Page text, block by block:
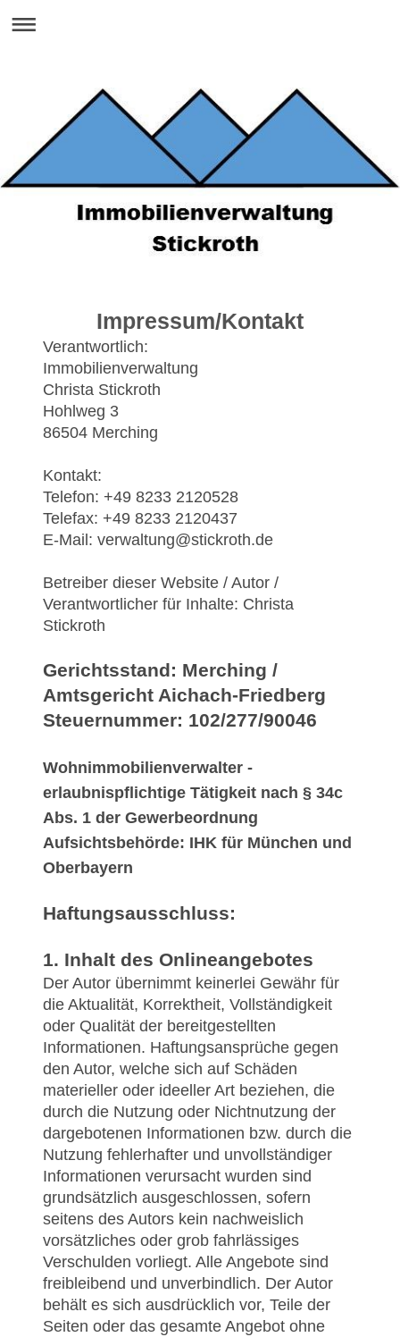
Impressum/Kontakt
Verantwortlich:
Immobilienverwaltung
Christa Stickroth
Hohlweg 3
86504 Merching
Kontakt:
Telefon: +49 8233 2120528
Telefax: +49 8233 2120437
E-Mail: verwaltung@stickroth.de
Betreiber dieser Website / Autor /
Verantwortlicher für Inhalte: Christa
Stickroth
Gerichtsstand: Merching /
Amtsgericht Aichach-Friedberg
Steuernummer: 102/277/90046
Wohnimmobilienverwalter -
erlaubnispflichtige Tätigkeit nach § 34c
Abs. 1 der Gewerbeordnung
Aufsichtsbehörde: IHK für München und
Oberbayern
Haftungsausschluss:
1. Inhalt des Onlineangebotes
Der Autor übernimmt keinerlei Gewähr für
die Aktualität, Korrektheit, Vollständigkeit
oder Qualität der bereitgestellten
Informationen. Haftungsansprüche gegen
den Autor, welche sich auf Schäden
materieller oder ideeller Art beziehen, die
durch die Nutzung oder Nichtnutzung der
dargebotenen Informationen bzw. durch die
Nutzung fehlerhafter und unvollständiger
Informationen verursacht wurden sind
grundsätzlich ausgeschlossen, sofern
seitens des Autors kein nachweislich
vorsätzliches oder grob fahrlässiges
Verschulden vorliegt. Alle Angebote sind
freibleibend und unverbindlich. Der Autor
behält es sich ausdrücklich vor, Teile der
Seiten oder das gesamte Angebot ohne